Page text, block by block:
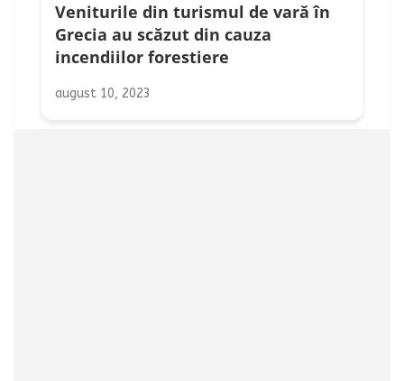
Veniturile din turismul de vară în
Grecia au scăzut din cauza
incendiilor forestiere
august 10, 2023